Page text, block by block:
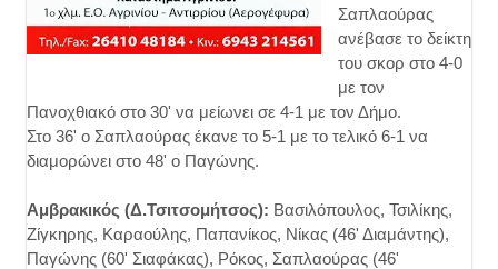
Σαπλαούρας
ανέβασε το δείκτη
του σκορ στο 4-0
με τον
Πανοχθιακό στο 30' να μείωνει σε 4-1 με τον Δήμο.
Στο 36' ο Σαπλαούρας έκανε το 5-1 με το τελικό 6-1 να
διαμορώνει στο 48' ο Παγώνης.
Αμβρακικός (Δ.Τσιτσομήτσος): Βασιλόπουλος, Τσιλίκης,
Ζίγκηρης, Καραούλης, Παπανίκος, Νίκας (46' Διαμάντης),
Παγώνης (60' Σιαφάκας), Ρόκος, Σαπλαούρας (46'